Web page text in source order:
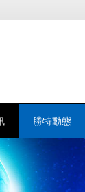
勝特動態